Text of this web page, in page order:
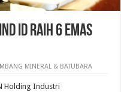
ID Raih 6 Emas
MINERAL & BATUBARA
Holding Industri